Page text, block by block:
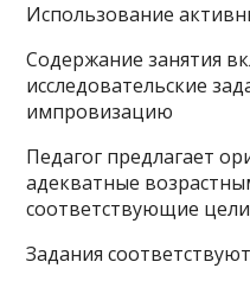
Использование
Содержание занятия
исследовательские
импровизацию
Педагог предлагает
адекватные
соответствующие
Задания